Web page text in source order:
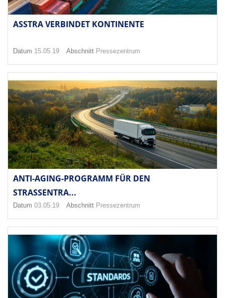
ASSTRA VERBINDET KONTINENTE
Datum 15.05.19 Abschnitt Pressezentrum
ANTI-AGING-PROGRAMM FÜR DEN
STRASSENTRA...
Datum 03.05.19 Abschnitt Pressezentrum